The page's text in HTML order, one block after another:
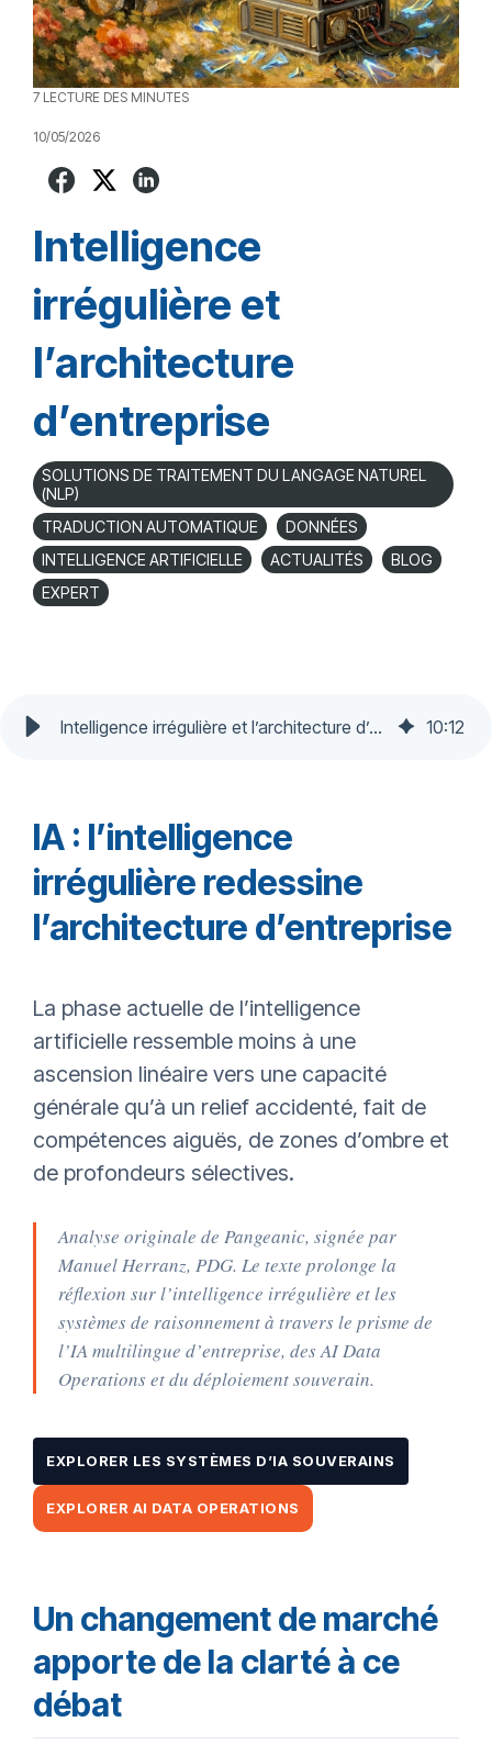
7 LECTURE DES MINUTES
10/05/2026
Intelligence
irrégulière et
l’architecture
d’entreprise
SOLUTIONS DE TRAITEMENT DU LANGAGE NATUREL
(NLP)
TRADUCTION AUTOMATIQUE
DONNÉES
INTELLIGENCE ARTIFICIELLE
ACTUALITÉS
BLOG
EXPERT
Intelligence irrégulière et l’architecture d’entreprise 10:12
IA : l’intelligence
irrégulière redessine
l’architecture d’entreprise
La phase actuelle de l’intelligence
artificielle ressemble moins à une
ascension linéaire vers une capacité
générale qu’à un relief accidenté, fait de
compétences aiguës, de zones d’ombre et
de profondeurs sélectives.
Analyse originale de Pangeanic, signée par
Manuel Herranz, PDG. Le texte prolonge la
réflexion sur l’intelligence irrégulière et les
systèmes de raisonnement à travers le prisme de
l’IA multilingue d’entreprise, des AI Data
Operations et du déploiement souverain.
EXPLORER LES SYSTÈMES D’IA SOUVERAINS
EXPLORER AI DATA OPERATIONS
Un changement de marché
apporte de la clarté à ce
débat